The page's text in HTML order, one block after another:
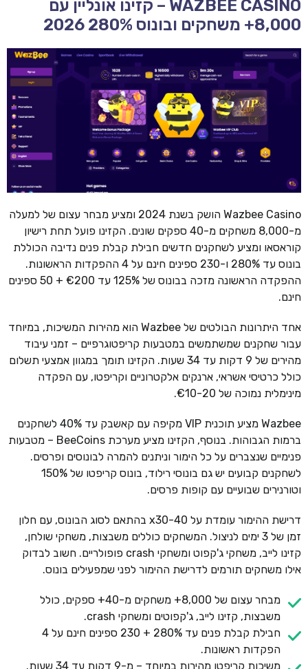
WAZBEE CASINO – קזינו אונליין עם
8,000+ משחקים ובונוס 280% 2026
Wazbee Casino הושק בשנת 2024 ומציע מבחר עצום של למעלה
מ-8,000 משחקים מ-40 ספקים שונים. הקזינו פועל תחת רישיון
קוראסאו ומציע לשחקנים חדשים חבילת קבלת פנים נדיבה הכוללת
בונוס עד 280% ו-230 ספינים חינם על 4 ההפקדות הראשונות.
ההפקדה הראשונה מזכה בבונוס של 125% עד €200 + 50 ספינים
חינם.
אחד היתרונות הבולטים של Wazbee הוא מהירות המשיכות, במיוחד
עבור שחקנים שמשתמשים במטבעות קריפטוגרפיים – זמני עיבוד
מהירים של 9 דקות עד 34 שעות. הקזינו תומך במגוון אמצעי תשלום
כולל כרטיסי אשראי, ארנקים אלקטרוניים וקריפטו, עם הפקדה
מינימלית נמוכה של €10-20.
Wazbee מציע תוכנית VIP מקיפה עם קאשבק עד 40% לשחקנים
ברמות הגבוהות. בנוסף, הקזינו מציע מערכת BeeCoins – מטבעות
פנימיים שנצברים על כל הימור וניתנים להמרה לבונוסים ופרסים.
לשחקנים קבועים יש גם בונוסי רילוד, בונוס קריפטו של 150%
וטורנירים שבועיים עם קופות פרסים.
דרישת ההימור עומדת על x30-40 בהתאם לסוג הבונוס, עם חלון
זמן של 3 ימים לניצול. המשחקים כוללים משבצות, משחקי שולחן,
קזינו לייב, משחקי ג'קפוט ומשחקי crash פופולריים. חשוב לבדוק
אילו משחקים תורמים לדרישת ההימור לפני שמפעילים בונוס.
מבחר עצום של 8,000+ משחקים מ-40+ ספקים, כולל
משבצות, קזינו לייב, ג'קפוטים ומשחקי crash.
חבילת קבלת פנים עד 280% + 230 ספינים חינם על 4
הפקדות ראשונות.
משיכות קריפטו מהירות במיוחד – מ-9 דקות עד 34 שעות.